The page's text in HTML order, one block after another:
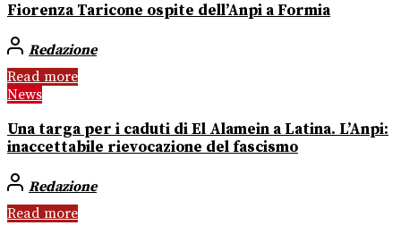
Fiorenza Taricone ospite dell’Anpi a Formia
Redazione
Read more
News
Una targa per i caduti di El Alamein a Latina. L’Anpi:
inaccettabile rievocazione del fascismo
Redazione
Read more